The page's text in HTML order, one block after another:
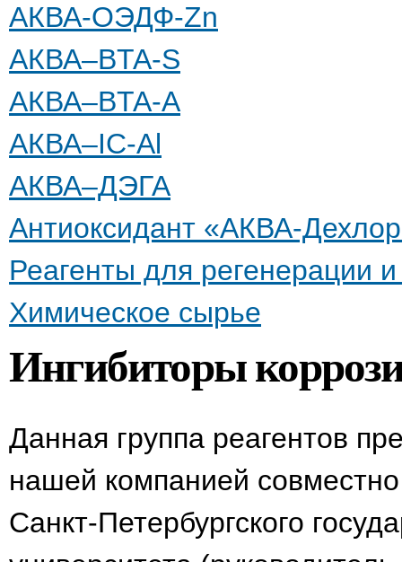
АКВА-ОЭДФ-Zn
АКВА–BTA-S
АКВА–BTA-А
АКВА–IC-Al
АКВА–ДЭГА
Антиоксидант «АКВА-
Реагенты для регенерации
Химическое сырье
Ингибиторы
Данная группа реагентов
нашей компанией
Санкт-Петербургского